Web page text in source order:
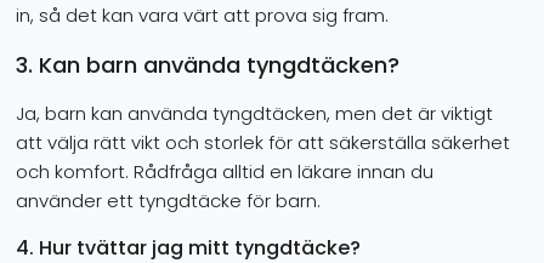
in, så det kan vara värt att prova sig fram.
3. Kan barn använda tyngdtäcken?
Ja, barn kan använda tyngdtäcken, men det är viktigt
att välja rätt vikt och storlek för att säkerställa säkerhet
och komfort. Rådfråga alltid en läkare innan du
använder ett tyngdtäcke för barn.
4. Hur tvättar jag mitt tyngdtäcke?